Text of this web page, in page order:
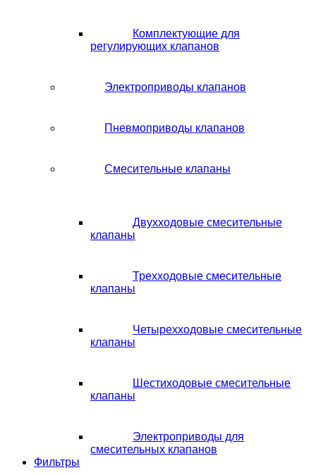
Комплектующие для
регулирующих клапанов
Электроприводы клапанов
Пневмоприводы клапанов
Смесительные клапаны
Двухходовые смесительные
клапаны
Трехходовые смесительные
клапаны
Четырехходовые смесительные
клапаны
Шестиходовые смесительные
клапаны
Электроприводы для
смесительных клапанов
Фильтры